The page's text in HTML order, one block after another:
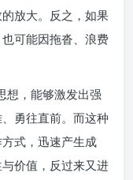
放大。反之，如果
可能因拖沓、浪费
想，能够激发出强
勇往直前。而这种
式，迅速产生成
价值，反过来又进